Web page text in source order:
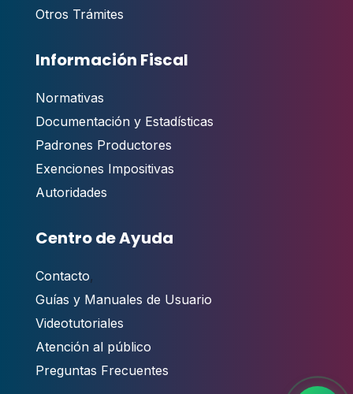
Otros Trámites
Información Fiscal
Normativas
Documentación y Estadísticas
Padrones Productores
Exenciones Impositivas
Autoridades
Centro de Ayuda
Contacto,
Guías y Manuales de Usuario
Videotutoriales
Atención al público
Preguntas Frecuentes